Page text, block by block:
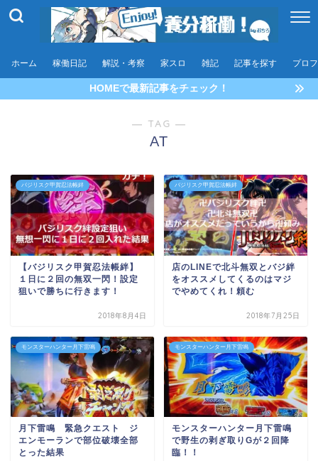
ホーム 稼働日記 解説・考察 家スロ 雑記 記事を探す プロ
HOMEで最新記事をチェック！
― TAG ―
AT
バジリスク甲賀忍法帳絆
【バジリスク甲賀忍法帳絆】
１日に２回の無双一閃！設定
狙いで勝ちに行きます！
2018年8月4日
バジリスク甲賀忍法帳絆
店のLINEで北斗無双とバジ絆
をオススメしてくるのはマジ
でやめてくれ！頼む
2018年7月25日
モンスターハンター月下雷鳴
月下雷鳴 緊急クエスト ジ
エンモーランで部位破壊全部
とった結果
モンスターハンター月下雷鳴
モンスターハンター月下雷鳴
で野生の剥ぎ取りGが２回降
臨！！